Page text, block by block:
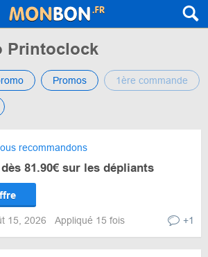
Printoclock
Promos 1ère commande
recommandons
81.90€ sur les dépliants
15, 2026 Appliqué 15 fois +1